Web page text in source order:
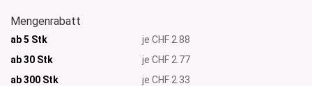
Mengenrabatt
ab 5 Stk
je CHF 2.88
ab 30 Stk
je CHF 2.77
ab 300 Stk
je CHF 2.33